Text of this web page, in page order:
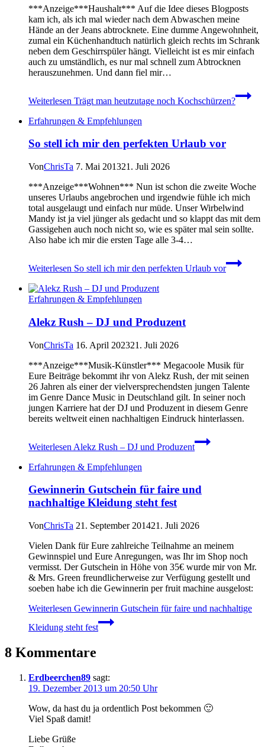
***Anzeige***Haushalt*** Auf die Idee dieses Blogposts
kam ich, als ich mal wieder nach dem Abwaschen meine
Hände an der Jeans abtrocknete. Eine dumme Angewohnheit,
zumal ein Küchenhandtuch natürlich gleich rechts im Schrank
neben dem Geschirrspüler hängt. Vielleicht ist es mir einfach
auch zu umständlich, es nur mal schnell zum Abtrocknen
herauszunehmen. Und dann fiel mir…
Weiterlesen Trägt man heutzutage noch Kochschürzen?
Erfahrungen & Empfehlungen
So stell ich mir den perfekten Urlaub vor
VonChrisTa 7. Mai 201321. Juli 2026
***Anzeige***Wohnen*** Nun ist schon die zweite Woche
unseres Urlaubs angebrochen und irgendwie fühle ich mich
total ausgelaugt und einfach nur müde. Unser Wirbelwind
Mandy ist ja viel jünger als gedacht und so klappt das mit dem
Gassigehen auch noch nicht so, wie es später mal sein sollte.
Also habe ich mir die ersten Tage alle 3-4…
Weiterlesen So stell ich mir den perfekten Urlaub vor
Erfahrungen & Empfehlungen
Alekz Rush – DJ und Produzent
VonChrisTa 16. April 202321. Juli 2026
***Anzeige***Musik-Künstler*** Megacoole Musik für
Eure Beiträge bekommt ihr von Alekz Rush, der mit seinen
26 Jahren als einer der vielversprechendsten jungen Talente
im Genre Dance Music in Deutschland gilt. In seiner noch
jungen Karriere hat der DJ und Produzent in diesem Genre
bereits weltweit einen nachhaltigen Eindruck hinterlassen.
Weiterlesen Alekz Rush – DJ und Produzent
Erfahrungen & Empfehlungen
Gewinnerin Gutschein für faire und
nachhaltige Kleidung steht fest
VonChrisTa 21. September 201421. Juli 2026
Vielen Dank für Eure zahlreiche Teilnahme an meinem
Gewinnspiel und Eure Anregungen, was Ihr im Shop noch
vermisst. Der Gutschein in Höhe von 35€ wurde mir von Mr.
& Mrs. Green freundlicherweise zur Verfügung gestellt und
soeben habe ich die Gewinnerin per fruit machine ausgelost:
Weiterlesen Gewinnerin Gutschein für faire und nachhaltige
Kleidung steht fest
8 Kommentare
Erdbeerchen89 sagt:
19. Dezember 2013 um 20:50 Uhr
Wow, da hast du ja ordentlich Post bekommen 🙂
Viel Spaß damit!
Liebe Grüße